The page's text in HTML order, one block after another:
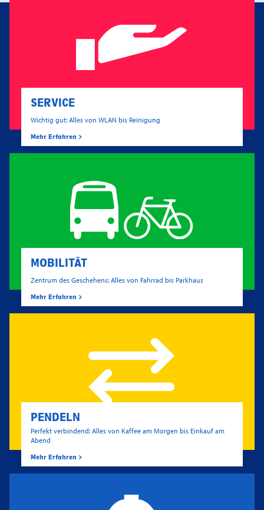
SERVICE
Wichtig gut: Alles von WLAN bis Reinigung
Mehr Erfahren
MOBILITÄT
Zentrum des Geschehens: Alles von Fahrrad bis Parkhaus
Mehr Erfahren
PENDELN
Perfekt verbindend: Alles von Kaffee am Morgen bis Einkauf am
Abend
Mehr Erfahren